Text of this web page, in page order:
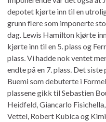
depotet kjørte inn til en
grunn flere som imponerte
dag. Lewis Hamilton kjørte
kjørte inn til en 5. plass og
plass. Vi hadde nok ventet
endte på en 7. plass. Det
Buemi som debuterte i
plassene gikk til Sebastien
Heidfeld, Giancarlo
Vettel, Robert Kubica og